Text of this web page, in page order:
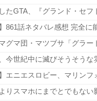
たGTA、『グランド・セフ
861話ネタバレ感想 完全
グマ団・マツブサ「グラ
今世紀中に滅びそうそう
】エニエスロビー、マリン
りスマホにまでとでもな